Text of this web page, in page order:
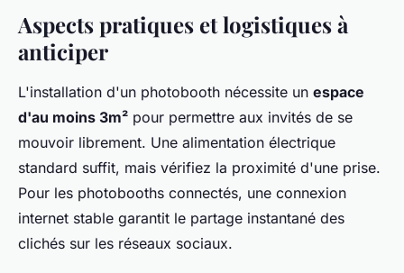
Aspects pratiques et logistiques à
anticiper
L'installation d'un photobooth nécessite un espace
d'au moins 3m² pour permettre aux invités de se
mouvoir librement. Une alimentation électrique
standard suffit, mais vérifiez la proximité d'une prise.
Pour les photobooths connectés, une connexion
internet stable garantit le partage instantané des
clichés sur les réseaux sociaux.